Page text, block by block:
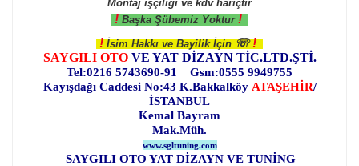
Montaj işçiliği ve kdv hariçtir
! Başka Şübemiz Yoktur !
! İsim Hakkı ve Bayilik İçin☏ !
SAYGILI OTOVE YAT DİZAYN TİC.LTD.ŞTİ.
Tel:0216 5743690-91 Gsm:0555 9949755
Kayışdağı Caddesi No:43 K.Bakkalköy ATAŞEHİR/
İSTANBUL
Kemal Bayram
Mak.Müh.
www.sgltuning.com
SAYGILI OTO YAT DİZAYN VE TUNİNG